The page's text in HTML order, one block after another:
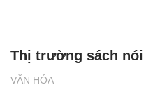
VĂN HÓA
Thị trường sách